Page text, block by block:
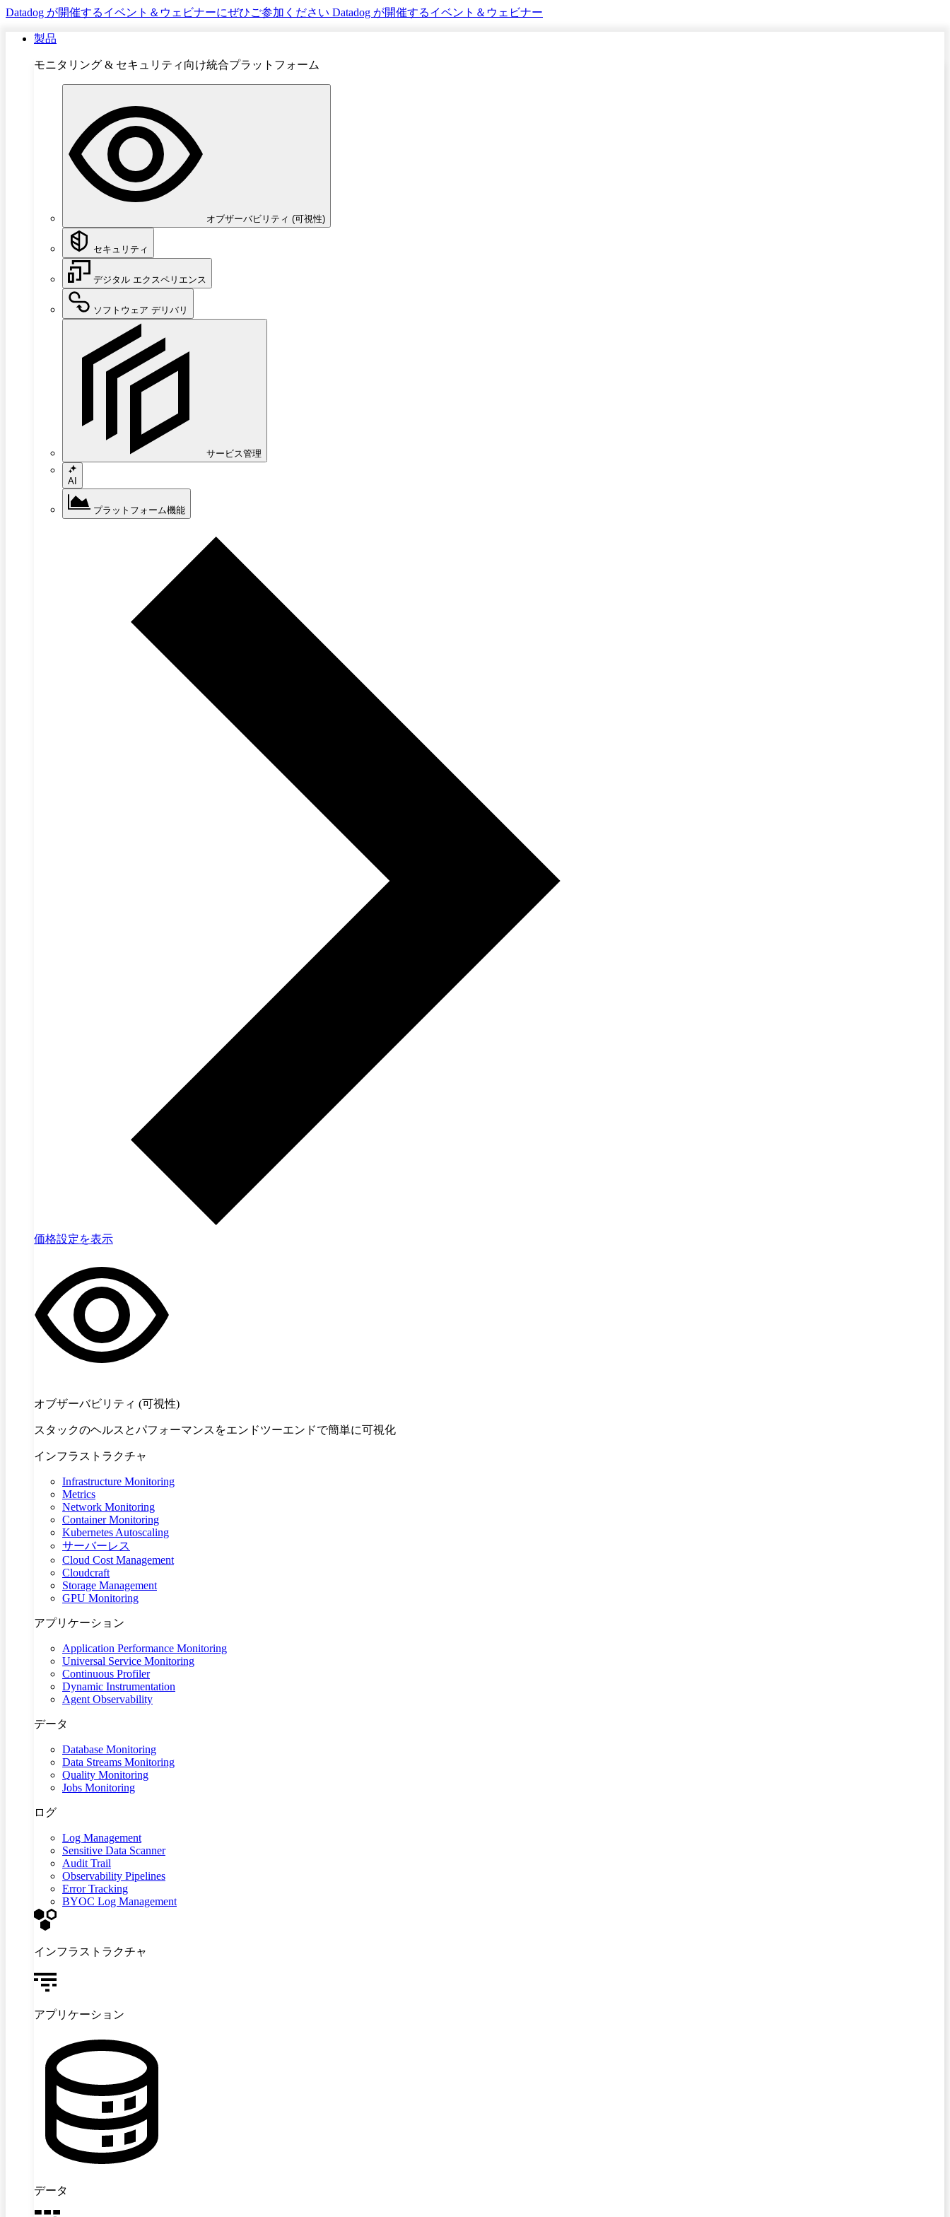
Datadog が開催するイベント＆ウェビナーにぜひご参加ください Datadog が開催するイベント＆ウェビナー
製品
モニタリング & セキュリティ向け統合プラットフォーム
オブザーバビリティ (可視性)
セキュリティ
デジタル エクスペリエンス
ソフトウェア デリバリ
サービス管理
AI
プラットフォーム機能
価格設定を表示
オブザーバビリティ (可視性)
スタックのヘルスとパフォーマンスをエンドツーエンドで簡単に可視化
インフラストラクチャ
Infrastructure Monitoring
Metrics
Network Monitoring
Container Monitoring
Kubernetes Autoscaling
サーバーレス
Cloud Cost Management
Cloudcraft
Storage Management
GPU Monitoring
アプリケーション
Application Performance Monitoring
Universal Service Monitoring
Continuous Profiler
Dynamic Instrumentation
Agent Observability
データ
Database Monitoring
Data Streams Monitoring
Quality Monitoring
Jobs Monitoring
ログ
Log Management
Sensitive Data Scanner
Audit Trail
Observability Pipelines
Error Tracking
BYOC Log Management
インフラストラクチャ
アプリケーション
データ